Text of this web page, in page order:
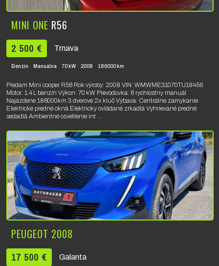
MINI ONE R56
2 500 € Trnava
Benzín Manuálna 70 kW 2008 186000 km
Predam Mini cooper R56 Rok výroby: 2008 VIN: WMWME31070TU18456
Motor: 1.4 L benzín Výkon: 70 kW Prevodovka: 6 rychlostny manuál
Najazdene 186000km 3 dverove 2x kluč Výbava: Centrálne zamykanie
Elektrické predné okná Elektricky ovládané zrkadlá Vyhrievané predné
sedadlá Ambientné osvetlenie int ...
PEUGEOT 2008
17 500 € Galanta